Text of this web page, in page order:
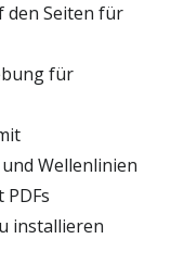
den Seiten für
für
Wellenlinien
installieren